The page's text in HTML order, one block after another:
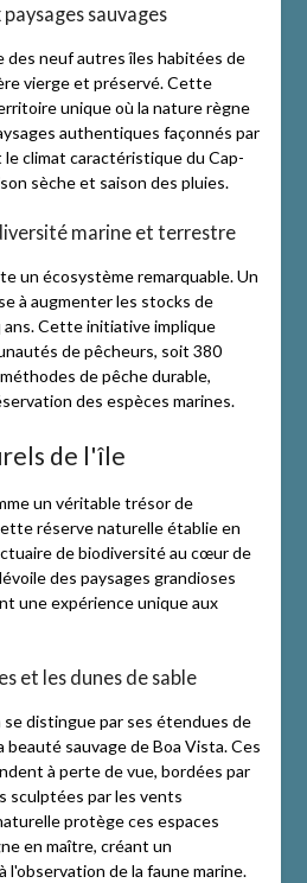
sauvages
des neuf autres îles habitées de
vierge et préservé. Cette
unique où la nature règne
authentiques façonnés par
climat caractéristique du Cap-
sèche et saison des pluies.
marine et terrestre
un écosystème remarquable. Un
à augmenter les stocks de
ans. Cette initiative implique
de pêcheurs, soit 380
de pêche durable,
des espèces marines.
de l'île
un véritable trésor de
réserve naturelle établie en
de biodiversité au cœur de
des paysages grandioses
une expérience unique aux
et les dunes de sable
se distingue par ses étendues de
beauté sauvage de Boa Vista. Ces
à perte de vue, bordées par
sculptées par les vents
protège ces espaces
en maître, créant un
l'observation de la faune marine.